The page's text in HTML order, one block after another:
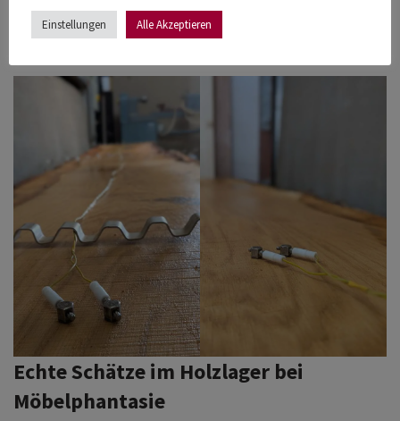
da jede Holzart ein individuelles Trocknungsprogramm
benötigt.
Echte Schätze im Holzlager bei
Möbelphantasie
Einstellungen Alle Akzeptieren